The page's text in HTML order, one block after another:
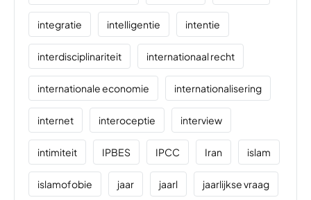
integratie intelligentie intentie
interdisciplinariteit internationaal recht
internationale economie internationalisering
internet interoceptie interview
intimiteit IPBES IPCC Iran islam
islamofobie jaar jaarl jaarlijkse vraag